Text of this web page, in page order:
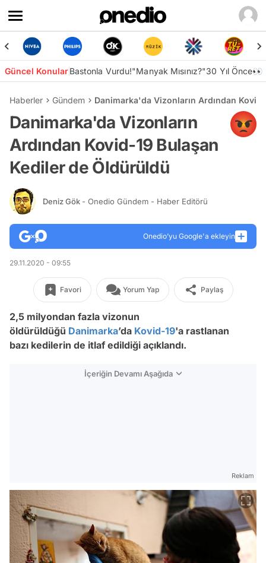
Güncel KonularBastonla Vurdu!"Manyak Mısınız?"30 Yıl Önce👀
Haberler Gündem Danimarka'da Vizonların Ardından
Danimarka'da Vizonların
Ardından Kovid-19 Bulaşan
Kediler de Öldürüldü
Deniz Gök - Onedio Gündem - Haber Editörü
Onedio’yu Google'a ekleyin
29.11.2020 - 09:55
Favori Yorum Yap Paylaş
2,5 milyondan fazla vizonun
öldürüldüğü Danimarka’da Kovid-19'a rastlanan
bazı kedilerin de itlaf edildiği açıklandı.
İçeriğin Devamı Aşağıda
Reklam